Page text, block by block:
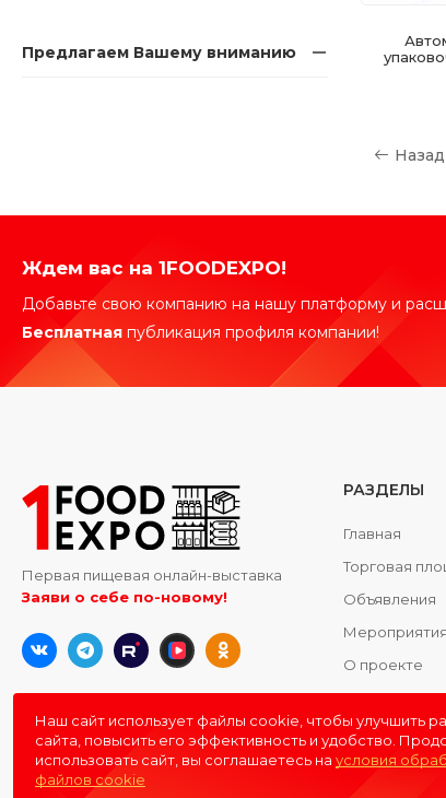
Предлагаем Вашему вниманию
Назад
Ждем вас на 1FOODEXPO!
Добавьте свою компанию на нашу платформу и
Бесплатная публикация профиля компании!
Первая пищевая онлайн-выставка
Заяви о себе по-новому!
РАЗДЕЛЫ
Главная
Торговая
Объявления
Мероприятия
О проекте
Контакты
Наш сайт использует файлы cookie, чтобы улучшить
сайта, повысить его эффективность и удобство.
использовать сайт, вы соглашаетесь на условия
файлов cookie